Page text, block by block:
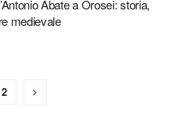
Abate a Orosei: storia,
medievale
2